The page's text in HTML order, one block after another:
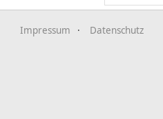
Impressum Datenschutz